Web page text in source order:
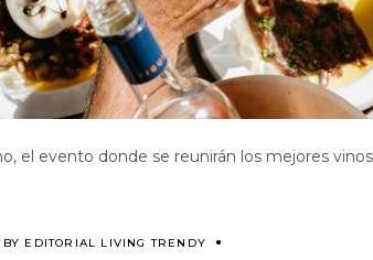
el evento donde se reunirán los mejores
BY EDITORIAL LIVING TRENDY